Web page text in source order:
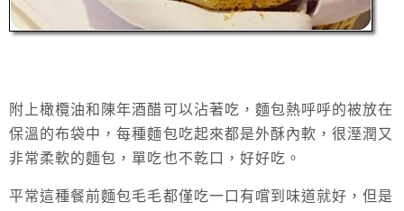
附上橄欖油和陳年酒醋可以沾著吃，麵包熱呼呼的被放在
保溫的布袋中，每種麵包吃起來都是外酥內軟，很溼潤又
非常柔軟的麵包，單吃也不乾口，好好吃。
平常這種餐前麵包毛毛都僅吃一口有嚐到味道就好，但是